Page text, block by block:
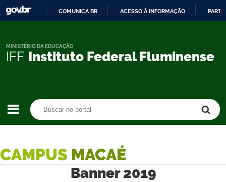
CONTEÚDO
COMUNICA BR ACESSO À INFORMAÇÃO
IFF Instituto Federal Fluminense
MINISTÉRIO DA EDUCAÇÃO
CAMPUS MACAÉ
Banner 2019